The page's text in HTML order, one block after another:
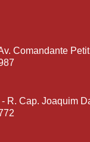
Comandante
R. Cap. Joaquim